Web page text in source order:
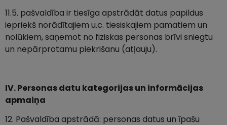
11.5. pašvaldība ir tiesīga apstrādāt datus papildus
iepriekš norādītajiem u.c. tiesiskajiem pamatiem un
nolūkiem, saņemot no fiziskas personas brīvi sniegtu
un nepārprotamu piekrišanu (atļauju).
IV. Personas datu kategorijas un informācijas
apmaiņa
12. Pašvaldība apstrādā: personas datus un īpašu